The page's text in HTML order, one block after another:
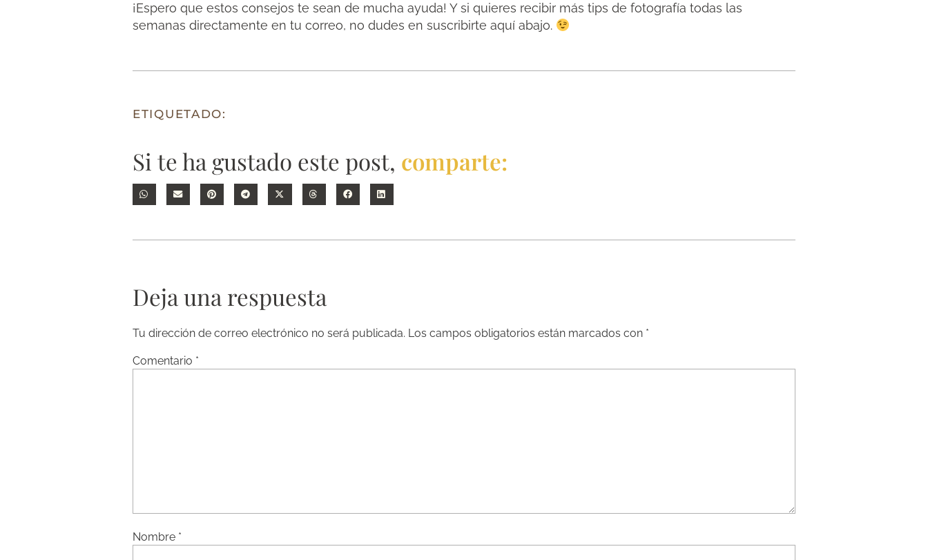
¡Espero que estos consejos te sean de mucha ayuda! Y si quieres recibir más tips de fotografía todas las
semanas directamente en tu correo, no dudes en suscribirte aquí abajo.
ETIQUETADO:
Si te ha gustado este post, comparte:
Deja una respuesta
Tu dirección de correo electrónico no será publicada. Los campos obligatorios están marcados con *
Comentario *
Nombre *